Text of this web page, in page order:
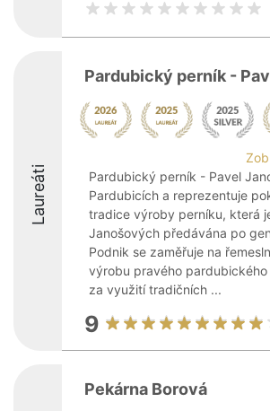
Laureáti
Pardubický perník -
Pardubický perník - Pavel
Pardubicích a reprezentuje
tradice výroby perníku, která
Janošových předávána po
Podnik se zaměřuje na
výrobu pravého pardubického
za využití tradičních ...
9
Pekárna Borová